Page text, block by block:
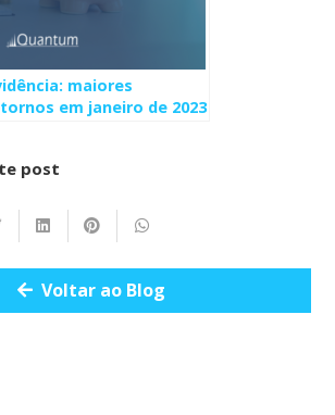
maiores
em janeiro de 2023
post
Voltar ao Blog